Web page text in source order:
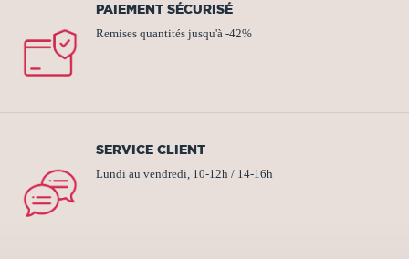
PAIEMENT SÉCURISÉ
Remises quantités jusqu'à -42%
SERVICE CLIENT
Lundi au vendredi, 10-12h / 14-16h